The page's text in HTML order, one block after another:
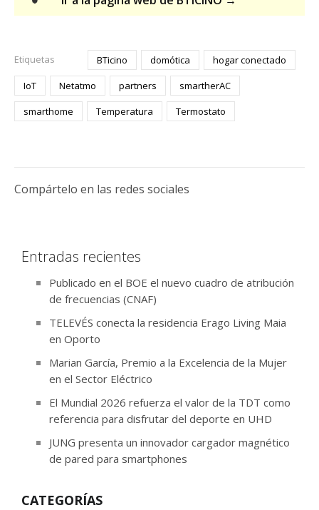
Etiquetas BTicino domótica
hogar conectado
IoT
Netatmo partners
smartherAC
smarthome
Temperatura Termostato
Compártelo en las redes sociales
Entradas recientes
Publicado en el BOE el nuevo cuadro de atribución
de frecuencias (CNAF)
TELEVÉS conecta la residencia Erago Living Maia
en Oporto
Marian García, Premio a la Excelencia de la Mujer
en el Sector Eléctrico
El Mundial 2026 refuerza el valor de la TDT como
referencia para disfrutar del deporte en UHD
JUNG presenta un innovador cargador magnético
de pared para smartphones
CATEGORÍAS